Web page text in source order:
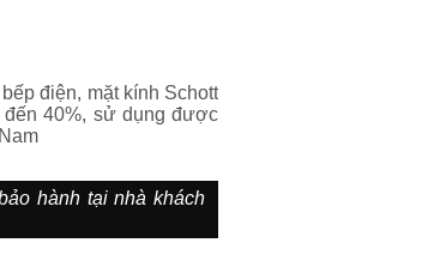
điện, mặt kính Schott
đến 40%, sử dụng được
hành tại nhà khách